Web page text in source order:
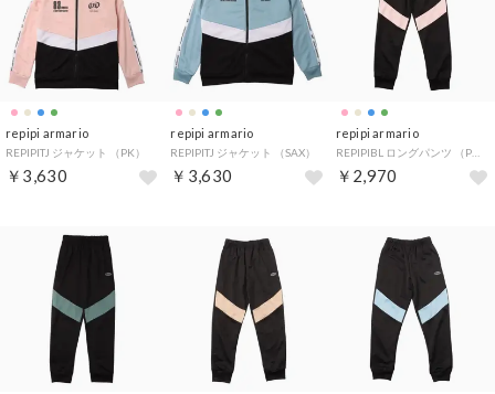
repipi armario
REPIPITJ ジャケット （PK）
￥3,630
repipi armario
REPIPITJ ジャケット （SAX）
￥3,630
repipi armario
REPIPIBL ロングパンツ （PK）
￥2,970